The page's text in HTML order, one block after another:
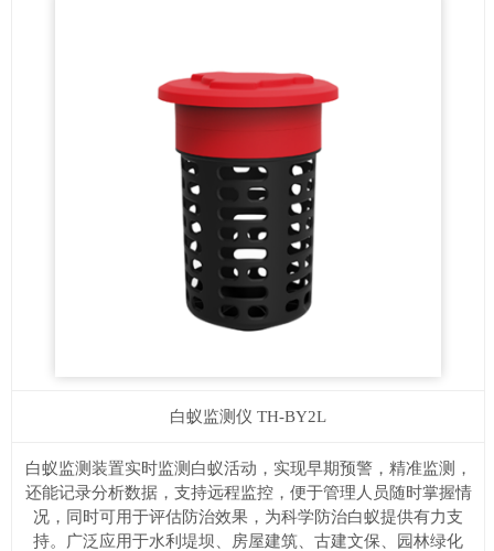
白蚁监测仪 TH-BY2L
白蚁监测装置实时监测白蚁活动，实现早期预警，精准监测，
还能记录分析数据，支持远程监控，便于管理人员随时掌握情
况，同时可用于评估防治效果，为科学防治白蚁提供有力支
持。广泛应用于水利堤坝、房屋建筑、古建文保、园林绿化